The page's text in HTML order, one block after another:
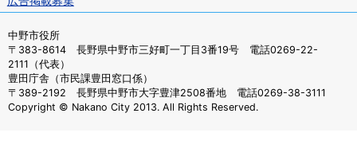
中野市役所
〒383-8614 長野県中野市三好町一丁目3番19号 電話0269-22-
2111（代表）
豊田庁舎（市民課豊田窓口係）
〒389-2192 長野県中野市大字豊津2508番地 電話0269-38-3111
Copyright © Nakano City 2013. All Rights Reserved.